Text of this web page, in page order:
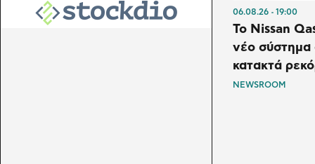
06.08.26 19:00
Το Nissan
νέο σύστημα
κατακτά
NEWSROOM